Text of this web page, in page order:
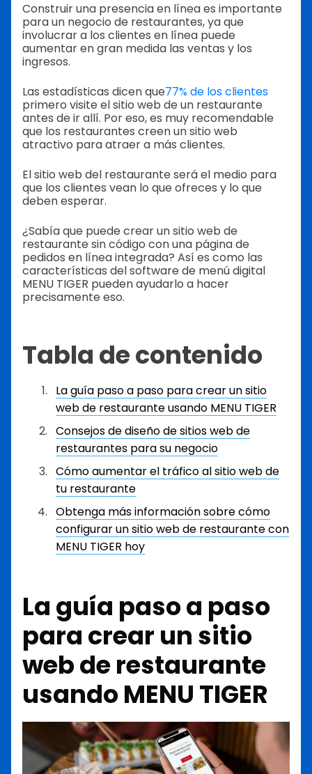
Construir una presencia en línea es importante
para un negocio de restaurantes, ya que
involucrar a los clientes en línea puede
aumentar en gran medida las ventas y los
ingresos.
Las estadísticas dicen que77% de los clientes
primero visite el sitio web de un restaurante
antes de ir allí. Por eso, es muy recomendable
que los restaurantes creen un sitio web
atractivo para atraer a más clientes.
El sitio web del restaurante será el medio para
que los clientes vean lo que ofreces y lo que
deben esperar.
¿Sabía que puede crear un sitio web de
restaurante sin código con una página de
pedidos en línea integrada? Así es como las
características del software de menú digital
MENU TIGER pueden ayudarlo a hacer
precisamente eso.
Tabla de contenido
La guía paso a paso para crear un sitio
web de restaurante usando MENU TIGER
Consejos de diseño de sitios web de
restaurantes para su negocio
Cómo aumentar el tráfico al sitio web de
tu restaurante
Obtenga más información sobre cómo
configurar un sitio web de restaurante con
MENU TIGER hoy
La guía paso a paso
para crear un sitio
web de restaurante
usando MENU TIGER